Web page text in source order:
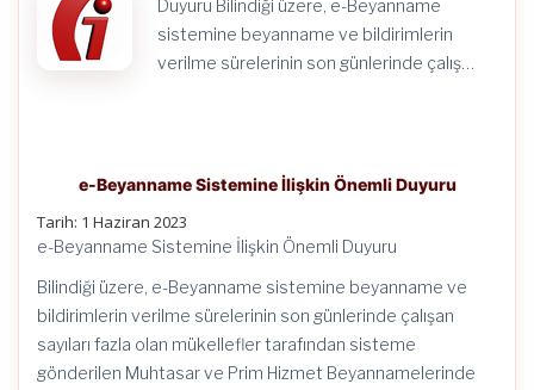
Duyuru Bilindiği üzere, e-Beyanname
sistemine beyanname ve bildirimlerin
verilme sürelerinin son günlerinde çalış…
e-Beyanname Sistemine İlişkin Önemli Duyuru
Tarih: 1 Haziran 2023
e-Beyanname Sistemine İlişkin Önemli Duyuru
Bilindiği üzere, e-Beyanname sistemine beyanname ve
bildirimlerin verilme sürelerinin son günlerinde çalışan
sayıları fazla olan mükellefler tarafından sisteme
gönderilen Muhtasar ve Prim Hizmet Beyannamelerinde